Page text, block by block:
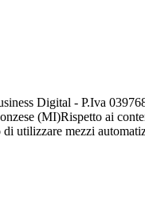
Digital - P.Iva
(MI)Rispetto ai
utilizzare mezzi